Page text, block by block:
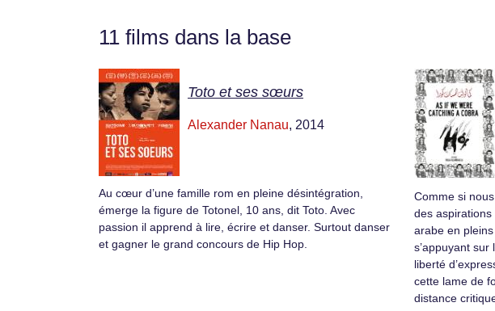
11 films dans la base
Toto et ses sœurs
Alexander Nanau, 2014
Au cœur d’une famille rom en pleine désintégration,
émerge la figure de Totonel, 10 ans, dit Toto. Avec
passion il apprend à lire, écrire et danser. Surtout danser
et gagner le grand concours de Hip Hop.
Comme si
des
arabe en
s’appuyant sur
liberté
cette lame de
distance